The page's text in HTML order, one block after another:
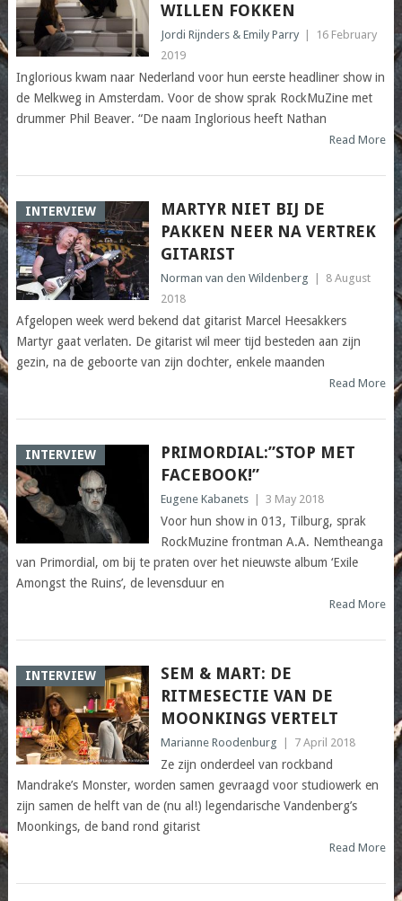
WILLEN FOKKEN
Jordi Rijnders & Emily Parry
16 February
2019
Inglorious kwam naar Nederland voor hun eerste headliner show in
de Melkweg in Amsterdam. Voor de show sprak RockMuZine met
drummer Phil Beaver. “De naam Inglorious heeft Nathan
Read More
INTERVIEW
MARTYR NIET BIJ DE
PAKKEN NEER NA VERTREK
GITARIST
Norman van den Wildenberg
8 August
2018
Afgelopen week werd bekend dat gitarist Marcel Heesakkers
Martyr gaat verlaten. De gitarist wil meer tijd besteden aan zijn
gezin, na de geboorte van zijn dochter, enkele maanden
Read More
INTERVIEW
PRIMORDIAL:”STOP MET
FACEBOOK!”
Eugene Kabanets 3 May 2018
Voor hun show in 013, Tilburg, sprak
RockMuzine frontman A.A. Nemtheanga
van Primordial, om bij te praten over het nieuwste album ‘Exile
Amongst the Ruins’, de levensduur en
Read More
INTERVIEW
SEM & MART: DE
RITMESECTIE VAN DE
MOONKINGS VERTELT
Marianne Roodenburg 7 April 2018
Ze zijn onderdeel van rockband
Mandrake’s Monster, worden samen gevraagd voor studiowerk en
zijn samen de helft van de (nu al!) legendarische Vandenberg’s
Moonkings, de band rond gitarist
Read More